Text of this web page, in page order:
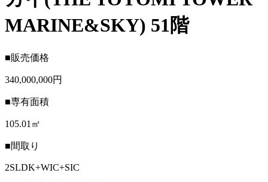
MARINE&SKY) 51階
■販売価格
340,000,000円
■専有面積
105.01㎡
■間取り
2SLDK+WIC+SIC